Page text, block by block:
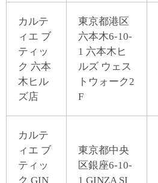
カルテ
ィエ ブ
ティッ
ク 六本
木ヒル
ズ店
東京都港区
六本木6-10-
1 六本木ヒ
ルズ ウェス
トウォーク2
F
カルテ
ィエ ブ
ティッ
ク GIN
東京都中央
区銀座6-10-
1 GINZA SI